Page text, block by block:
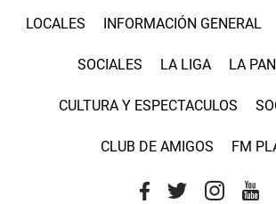
LOCALES INFORMACIÓN GENERAL
SOCIALES LA LIGA LA
CULTURA Y ESPECTACULOS
CLUB DE AMIGOS FM